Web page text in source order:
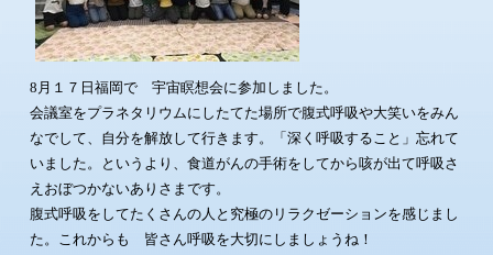
8月１７日福岡で 宇宙瞑想会に参加しました。
会議室をプラネタリウムにしたてた場所で腹式呼吸や大笑いをみん
なでして、自分を解放して行きます。「深く呼吸すること」忘れて
いました。というより、食道がんの手術をしてから咳が出て呼吸さ
えおぼつかないありさまです。
腹式呼吸をしてたくさんの人と究極のリラクゼーションを感じまし
た。これからも 皆さん呼吸を大切にしましょうね！